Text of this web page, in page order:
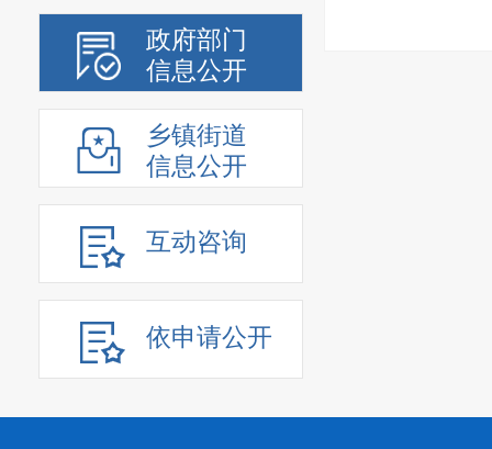
政府部门
信息公开
乡镇街道
信息公开
互动咨询
依申请公开